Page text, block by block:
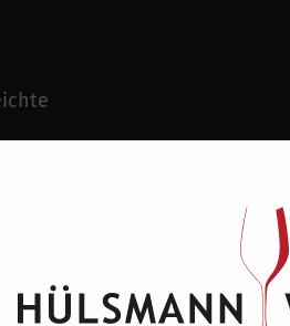
ZU DIESEM PRODUKT